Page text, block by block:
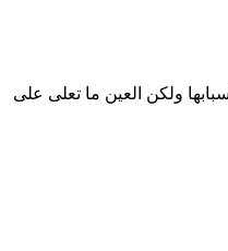
ولكن العين ما تعلى على